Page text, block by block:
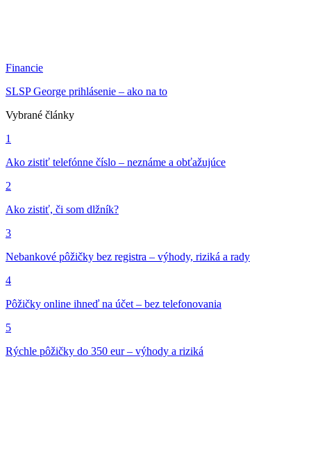
Financie
SLSP George prihlásenie – ako na to
Vybrané články
1
Ako zistiť telefónne číslo – neznáme a obťažujúce
2
Ako zistiť, či som dlžník?
3
Nebankové pôžičky bez registra – výhody, riziká a rady
4
Pôžičky online ihneď na účet – bez telefonovania
5
Rýchle pôžičky do 350 eur – výhody a riziká